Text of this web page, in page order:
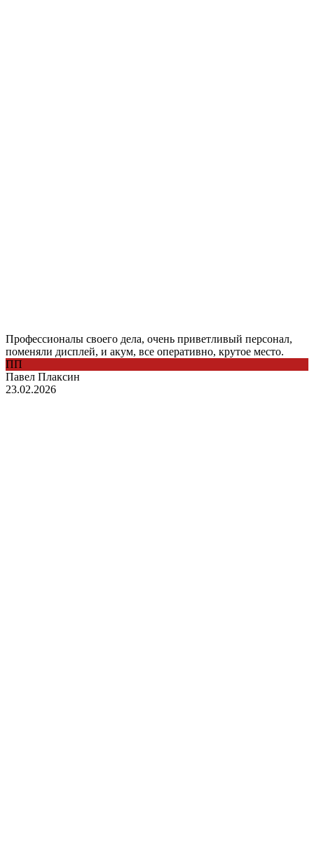
Профессионалы своего дела, очень приветливый персонал,
поменяли дисплей, и акум, все оперативно, крутое место.
ПП
Павел Плаксин
23.02.2026